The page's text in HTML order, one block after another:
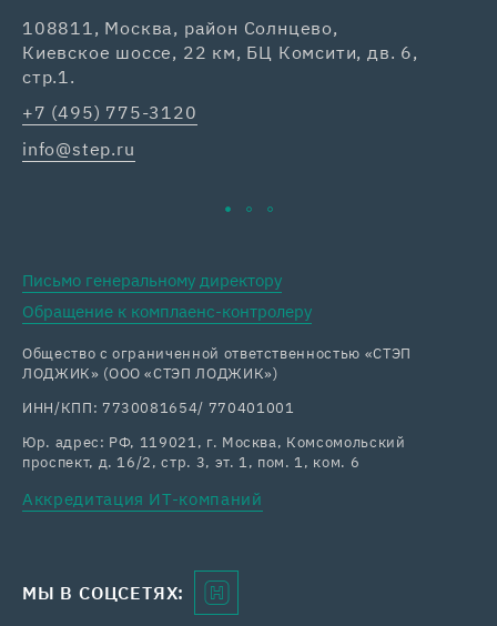
108811, Москва, район Солнцево,
Киевское шоссе, 22 км, БЦ Комсити, дв. 6,
стр.1.
+7 (495) 775-3120
info@step.ru
Письмо генеральному директору
Обращение к комплаенс-контролеру
Общество с ограниченной ответственностью «СТЭП
ЛОДЖИК» (ООО «СТЭП ЛОДЖИК»)
ИНН/КПП: 7730081654/ 770401001
Юр. адрес: РФ, 119021, г. Москва, Комсомольский
проспект, д. 16/2, стр. 3, эт. 1, пом. 1, ком. 6
Аккредитация ИТ-компаний
МЫ В СОЦСЕТЯХ: